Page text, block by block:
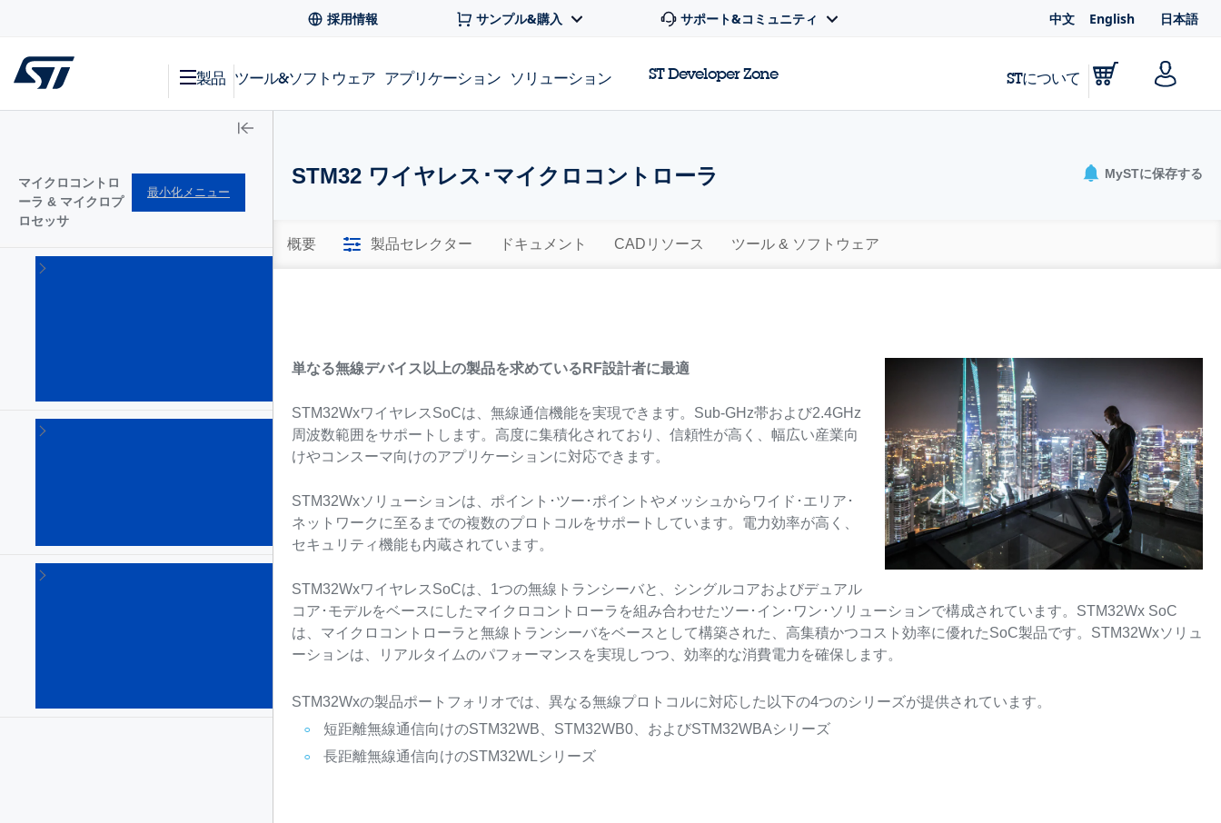
採用情報 サンプル&購入 サポート&コミュニティ 中文 English 日本語
製品 ツール&ソフトウェア アプリケーション ソリューション ST Developer Zone STについて
マイクロコントロ
ーラ & マイクロプ
ロセッサ
最小化メニュー
ローラ
STM32
Arm
Cortex
ロプロ
セッサ
8bitマ
イク
ロコ
ント
(135)
STM32 ワイヤレス･マイクロコントローラ MySTに保存する
概要 製品セレクター ドキュメント CADリソース ツール & ソフトウェア
単なる無線デバイス以上の製品を求めているRF設計者に最適
STM32WxワイヤレスSoCは、無線通信機能を実現できます。Sub-GHz帯および2.4GHz
周波数範囲をサポートします。高度に集積化されており、信頼性が高く、幅広い産業向
けやコンスーマ向けのアプリケーションに対応できます。
STM32Wxソリューションは、ポイント･ツー･ポイントやメッシュからワイド･エリア･
ネットワークに至るまでの複数のプロトコルをサポートしています。電力効率が高く、
セキュリティ機能も内蔵されています。
STM32WxワイヤレスSoCは、1つの無線トランシーバと、シングルコアおよびデュアル
コア･モデルをベースにしたマイクロコントローラを組み合わせたツー･イン･ワン･ソリューションで構成されています。STM32Wx SoC
は、マイクロコントローラと無線トランシーバをベースとして構築された、高集積かつコスト効率に優れたSoC製品です。STM32Wxソリュ
ーションは、リアルタイムのパフォーマンスを実現しつつ、効率的な消費電力を確保します。
STM32Wxの製品ポートフォリオでは、異なる無線プロトコルに対応した以下の4つのシリーズが提供されています。
短距離無線通信向けのSTM32WB、STM32WB0、およびSTM32WBAシリーズ
長距離無線通信向けのSTM32WLシリーズ